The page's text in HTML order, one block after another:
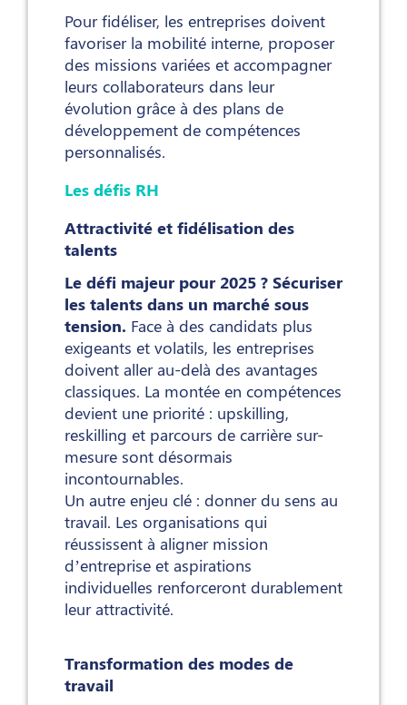
Pour fidéliser, les entreprises doivent
favoriser la mobilité interne, proposer
des missions variées et accompagner
leurs collaborateurs dans leur
évolution grâce à des plans de
développement de compétences
personnalisés.
Les défis RH
Attractivité et fidélisation des
talents
Le défi majeur pour 2025 ? Sécuriser
les talents dans un marché sous
tension. Face à des candidats plus
exigeants et volatils, les entreprises
doivent aller au-delà des avantages
classiques. La montée en compétences
devient une priorité : upskilling,
reskilling et parcours de carrière sur-
mesure sont désormais
incontournables.
Un autre enjeu clé : donner du sens au
travail. Les organisations qui
réussissent à aligner mission
d’entreprise et aspirations
individuelles renforceront durablement
leur attractivité.
Transformation des modes de
travail